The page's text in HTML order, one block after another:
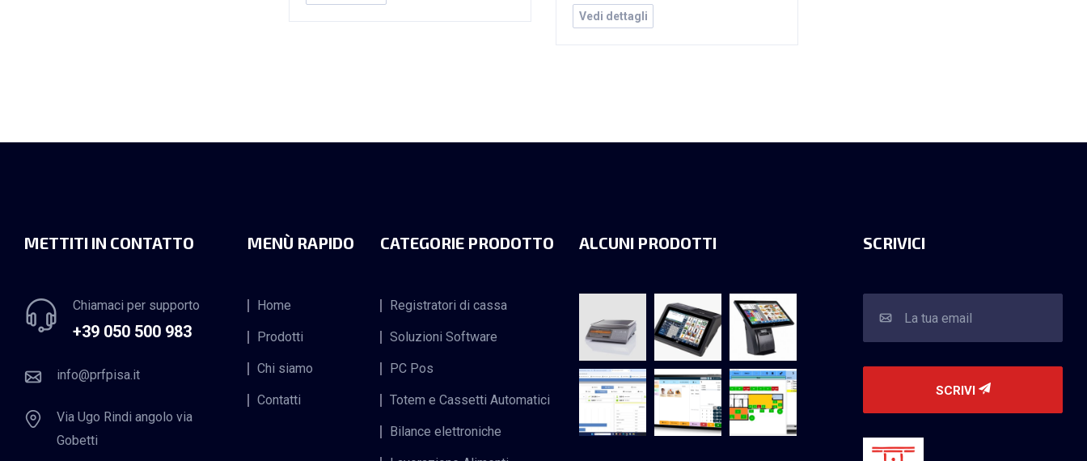
Vedi dettagli
METTITI IN CONTATTO
Chiamaci per supporto
+39 050 500 983
info@prfpisa.it
Via Ugo Rindi angolo via
Gobetti
MENÙ RAPIDO
Home
Prodotti
Chi siamo
Contatti
CATEGORIE PRODOTTO
Registratori di cassa
Soluzioni Software
PC Pos
Totem e Cassetti Automatici
Bilance elettroniche
ALCUNI PRODOTTI SCRIVICI
SCRIVI